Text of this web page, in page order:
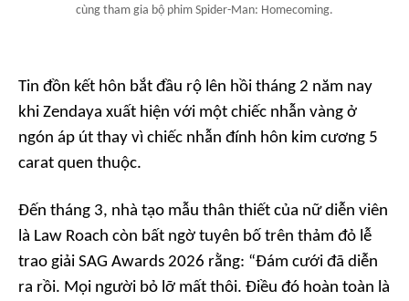
cùng tham gia bộ phim Spider-Man: Homecoming.
Tin đồn kết hôn bắt đầu rộ lên hồi tháng 2 năm nay
khi Zendaya xuất hiện với một chiếc nhẫn vàng ở
ngón áp út thay vì chiếc nhẫn đính hôn kim cương 5
carat quen thuộc.
Đến tháng 3, nhà tạo mẫu thân thiết của nữ diễn viên
là Law Roach còn bất ngờ tuyên bố trên thảm đỏ lễ
trao giải SAG Awards 2026 rằng: “Đám cưới đã diễn
ra rồi. Mọi người bỏ lỡ mất thôi. Điều đó hoàn toàn là